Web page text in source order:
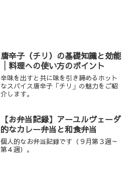
唐辛子（チリ）の基礎知識と効能
│料理への使い方のポイント
辛味を出すと共に味を引き締めるホット
なスパイス唐辛子「チリ」の魅力をご紹
介します。
【お弁当記録】アーユルヴェーダ
的なカレー弁当と和食弁当
個人的なお弁当記録です（９月第３週～
第４週）。